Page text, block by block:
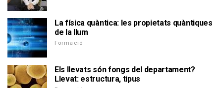
La física quàntica: les propietats quàntiques
de la llum
Formació
Els llevats són fongs del departament?
Llevat: estructura, tipus